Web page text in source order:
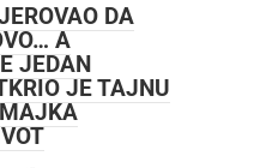
DA
A
JEDAN
JE TAJNU